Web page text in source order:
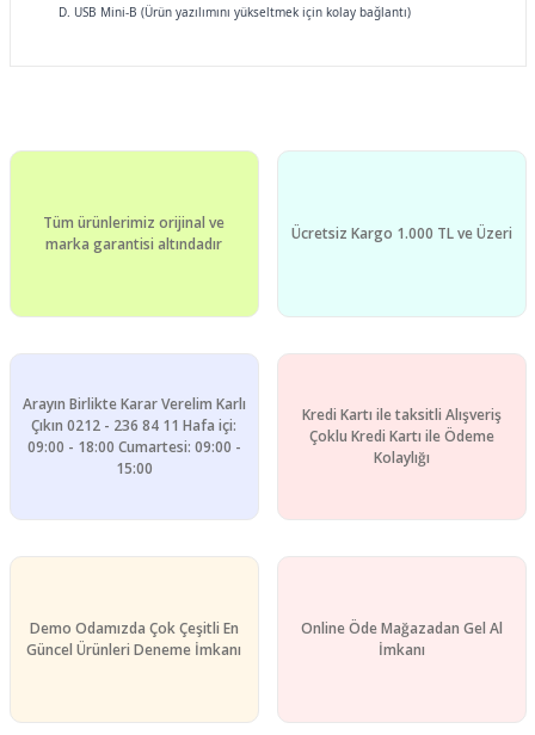
D. USB Mini-B (Ürün yazılımını yükseltmek için kolay bağlantı)
Görüş ve önerileriniz için teşekkür ederiz.
Ürün resmi kalitesiz, bozuk veya görüntülenemiyor.
Tüm ürünlerimiz orijinal ve
marka garantisi altındadır
Ücretsiz Kargo 1.000 TL ve Üzeri
Arayın Birlikte Karar Verelim Karlı
Çıkın 0212 - 236 84 11 Hafa içi:
09:00 - 18:00 Cumartesi: 09:00 -
15:00
Kredi Kartı ile taksitli Alışveriş
Çoklu Kredi Kartı ile Ödeme
Kolaylığı
Demo Odamızda Çok Çeşitli En
Güncel Ürünleri Deneme İmkanı
Online Öde Mağazadan Gel Al
İmkanı